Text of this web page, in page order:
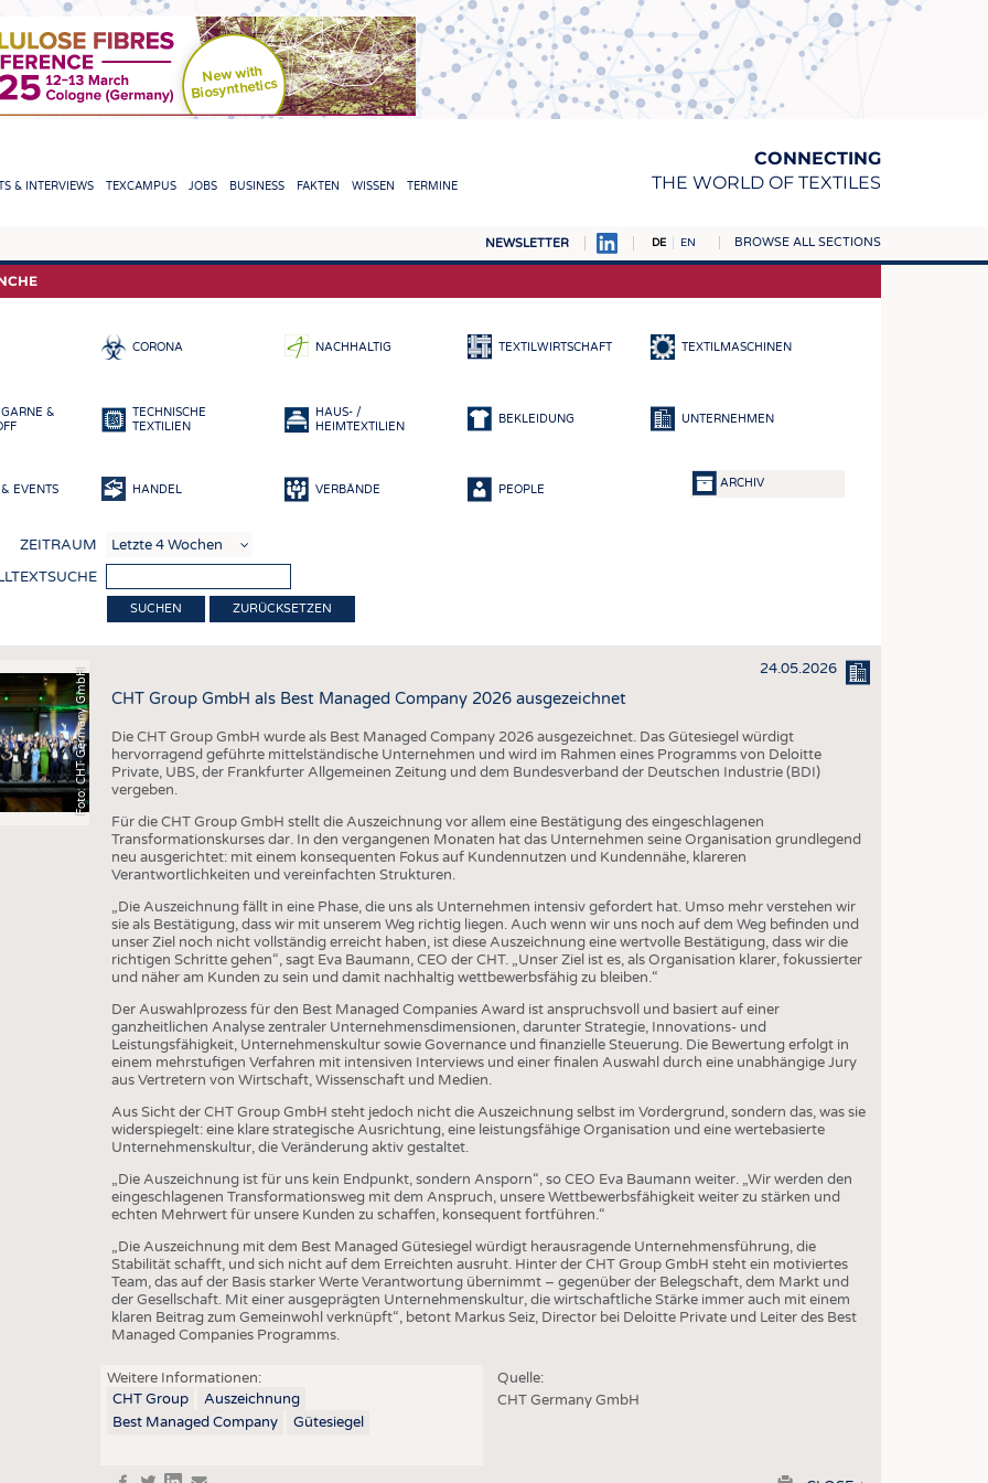
CONNECTING
THE WORLD OF TEXTILES
& INTERVIEWS TEXCAMPUS JOBS BUSINESS FAKTEN WISSEN TERMINE
NEWSLETTER DE EN BROWSE ALL SECTIONS
TEXTILE LEADERSHIP FASERN
GEWEBE
VLIESSTOFFE
NACHHALTIGKEIT
KREISLAUFWIRTSCHAFT
TECHNISCHE TEXTILIEN
SMART TEXTILES
MEDIZIN
BEKLEIDUNG
TESTS
UNTERNEHMEN
AUSSCHREIBUNGEN
STATISTICS
TERMINE
CORONA NACHHALTIG TEXTILWIRTSCHAFT TEXTILMASCHINEN
&
TECHNISCHE
TEXTILIEN
HAUS- /
HEIMTEXTILIEN
BEKLEIDUNG UNTERNEHMEN
EVENTS HANDEL VERBÄNDE PEOPLE ARCHIV
ZEITRAUM
ZURÜCKSETZEN
Foto: CHT Germany GmbH 24.05.2026
CHT Group GmbH als Best Managed Company 2026 ausgezeichnet
Die CHT Group GmbH wurde als Best Managed Company 2026 ausgezeichnet. Das Gütesiegel würdigt
hervorragend geführte mittelständische Unternehmen und wird im Rahmen eines Programms von Deloitte
Private, UBS, der Frankfurter Allgemeinen Zeitung und dem Bundesverband der Deutschen Industrie (BDI)
vergeben.
Für die CHT Group GmbH stellt die Auszeichnung vor allem eine Bestätigung des eingeschlagenen
Transformationskurses dar. In den vergangenen Monaten hat das Unternehmen seine Organisation grundlegend
neu ausgerichtet: mit einem konsequenten Fokus auf Kundennutzen und Kundennähe, klareren
Verantwortlichkeiten und vereinfachten Strukturen.
„Die Auszeichnung fällt in eine Phase, die uns als Unternehmen intensiv gefordert hat. Umso mehr verstehen wir
sie als Bestätigung, dass wir mit unserem Weg richtig liegen. Auch wenn wir uns noch auf dem Weg befinden und
unser Ziel noch nicht vollständig erreicht haben, ist diese Auszeichnung eine wertvolle Bestätigung, dass wir die
richtigen Schritte gehen“, sagt Eva Baumann, CEO der CHT. „Unser Ziel ist es, als Organisation klarer, fokussierter
und näher am Kunden zu sein und damit nachhaltig wettbewerbsfähig zu bleiben.“
Der Auswahlprozess für den Best Managed Companies Award ist anspruchsvoll und basiert auf einer
ganzheitlichen Analyse zentraler Unternehmensdimensionen, darunter Strategie, Innovations- und
Leistungsfähigkeit, Unternehmenskultur sowie Governance und finanzielle Steuerung. Die Bewertung erfolgt in
einem mehrstufigen Verfahren mit intensiven Interviews und einer finalen Auswahl durch eine unabhängige Jury
aus Vertretern von Wirtschaft, Wissenschaft und Medien.
Aus Sicht der CHT Group GmbH steht jedoch nicht die Auszeichnung selbst im Vordergrund, sondern das, was sie
widerspiegelt: eine klare strategische Ausrichtung, eine leistungsfähige Organisation und eine wertebasierte
Unternehmenskultur, die Veränderung aktiv gestaltet.
„Die Auszeichnung ist für uns kein Endpunkt, sondern Ansporn“, so CEO Eva Baumann weiter. „Wir werden den
eingeschlagenen Transformationsweg mit dem Anspruch, unsere Wettbewerbsfähigkeit weiter zu stärken und
echten Mehrwert für unsere Kunden zu schaffen, konsequent fortführen.“
„Die Auszeichnung mit dem Best Managed Gütesiegel würdigt herausragende Unternehmensführung, die
Stabilität schafft, und sich nicht auf dem Erreichten ausruht. Hinter der CHT Group GmbH steht ein motiviertes
Team, das auf der Basis starker Werte Verantwortung übernimmt – gegenüber der Belegschaft, dem Markt und
der Gesellschaft. Mit einer ausgeprägten Unternehmenskultur, die wirtschaftliche Stärke immer auch mit einem
klaren Beitrag zum Gemeinwohl verknüpft“, betont Markus Seiz, Director bei Deloitte Private und Leiter des Best
Managed Companies Programms.
Weitere Informationen:
CHT Group
Auszeichnung
Best Managed Company
Gütesiegel
Quelle:
CHT Germany GmbH